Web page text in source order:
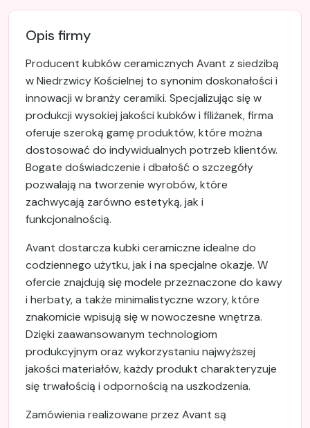
Opis firmy
Producent kubków ceramicznych Avant z siedzibą
w Niedrzwicy Kościelnej to synonim doskonałości i
innowacji w branży ceramiki. Specjalizując się w
produkcji wysokiej jakości kubków i filiżanek, firma
oferuje szeroką gamę produktów, które można
dostosować do indywidualnych potrzeb klientów.
Bogate doświadczenie i dbałość o szczegóły
pozwalają na tworzenie wyrobów, które
zachwycają zarówno estetyką, jak i
funkcjonalnością.
Avant dostarcza kubki ceramiczne idealne do
codziennego użytku, jak i na specjalne okazje. W
ofercie znajdują się modele przeznaczone do kawy
i herbaty, a także minimalistyczne wzory, które
znakomicie wpisują się w nowoczesne wnętrza.
Dzięki zaawansowanym technologiom
produkcyjnym oraz wykorzystaniu najwyższej
jakości materiałów, każdy produkt charakteryzuje
się trwałością i odpornością na uszkodzenia.
Zamówienia realizowane przez Avant są